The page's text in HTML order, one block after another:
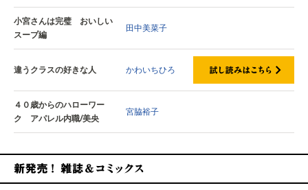
小宮さんは完璧 おいしい
スープ編
田中美菜子
違うクラスの好きな人 かわいちひろ
４０歳からのハローワー
ク アパレル内職/美央
宮脇裕子